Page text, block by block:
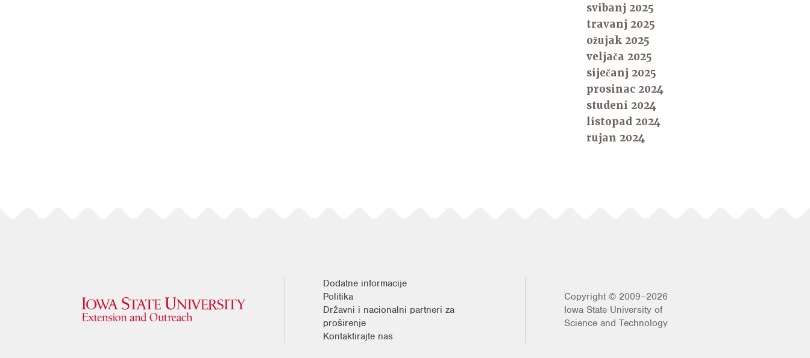
svibanj 2025
travanj 2025
ožujak 2025
veljača 2025
siječanj 2025
prosinac 2024
studeni 2024
listopad 2024
rujan 2024
Dodatne informacije
Politika
Državni i nacionalni partneri za
proširenje
Kontaktirajte nas
Copyright © 2009–2026
Iowa State University of
Science and Technology